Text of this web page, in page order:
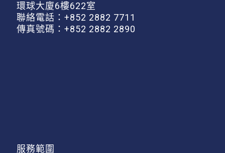
環球大廈6樓622室
聯絡電話： +852 2882 7711
傳真號碼：+852 2882 2890
服務範圍